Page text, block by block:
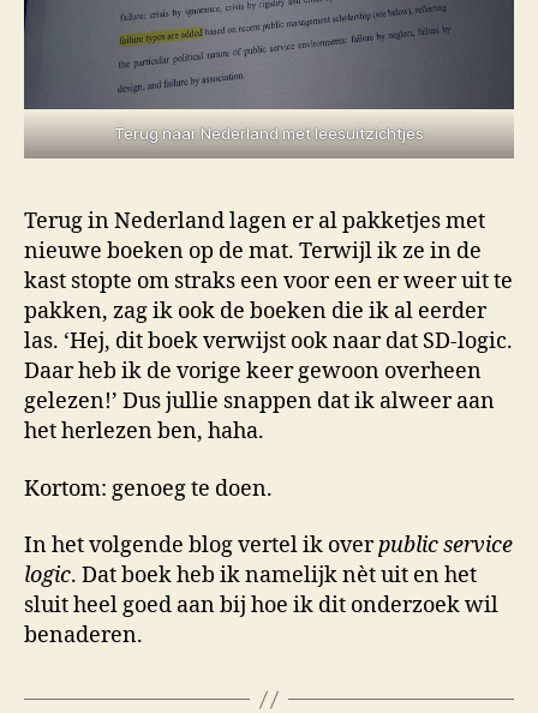
Terug naar Nederland met leesuitzichtjes
Terug in Nederland lagen er al pakketjes met
nieuwe boeken op de mat. Terwijl ik ze in de
kast stopte om straks een voor een er weer uit te
pakken, zag ik ook de boeken die ik al eerder
las. ‘Hej, dit boek verwijst ook naar dat SD-logic.
Daar heb ik de vorige keer gewoon overheen
gelezen!’ Dus jullie snappen dat ik alweer aan
het herlezen ben, haha.
Kortom: genoeg te doen.
In het volgende blog vertel ik overpublic service
logic. Dat boek heb ik namelijk nèt uit en het
sluit heel goed aan bij hoe ik dit onderzoek wil
benaderen.